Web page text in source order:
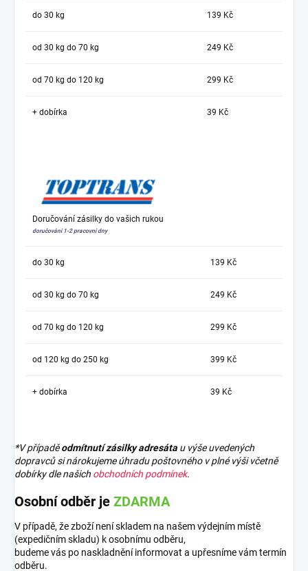
do 30 kg 139 Kč
od 30 kg do 70 kg 249 Kč
od 70 kg do 120 kg 299 Kč
+ dobírka 39 Kč
Doručování zásilky do vašich rukou
doručování 1-2 pracovní dny
do 30 kg 139 Kč
od 30 kg do 70 kg 249 Kč
od 70 kg do 120 kg 299 Kč
od 120 kg do 250 kg 399 Kč
+ dobírka 39 Kč
*V případěodmítnutí zásilky adresáta u výše uvedených
dopravců si nárokujeme úhradu poštovného v plné výši včetně
dobírky dle našich obchodních podmínek.
Osobní odběr je ZDARMA
V případě, že zboží není skladem na našem výdejním místě
(expedičním skladu) k osobnímu odběru,
budeme vás po naskladnění informovat a upřesníme vám termín
odběru.